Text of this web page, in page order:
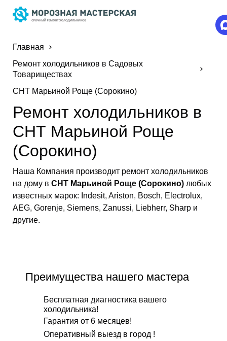
Ремонт холодильников в
СНТ Марьиной Роще
(Сорокино)
Наша Компания производит ремонт холодильников
на дому в СНТ Марьиной Роще (Сорокино) любых
известных марок: Indesit, Ariston, Bosch, Electrolux,
AEG, Gorenje, Siemens, Zanussi, Liebherr, Sharp и
другие.
Преимущества нашего мастера
Бесплатная диагностика вашего
холодильника!
Гарантия от 6 месяцев!
Оперативный выезд в город !
Главная
Ремонт холодильников в Садовых
Товариществах
СНТ Марьиной Роще (Сорокино)